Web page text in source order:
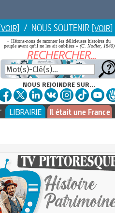
/ NOUS SOUTENIR [VOIR]
« Hâtons-nous de raconter les délicieuses histoires du
peuple avant qu'il ne les ait oubliées » (C. Nodier, 1840)
NOUS REJOINDRE SUR...
LIBRAIRIE Il était une France